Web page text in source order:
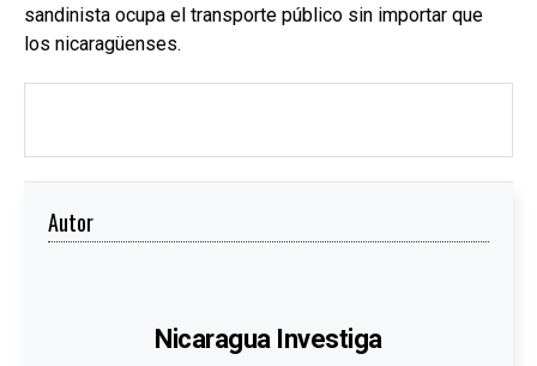
sandinista ocupa el transporte público sin importar que
los nicaragüenses.
Autor
Nicaragua Investiga